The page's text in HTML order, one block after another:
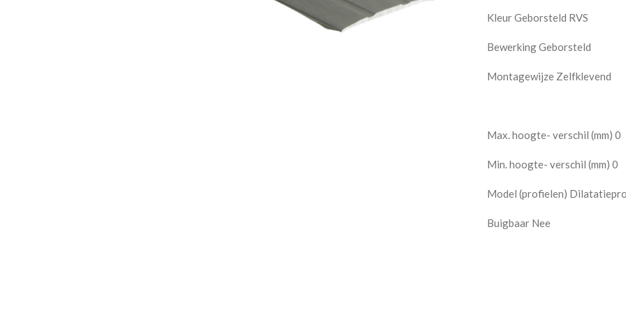
Kleur Geborsteld RVS
Bewerking Geborsteld
Montagewijze Zelfklevend
Max. hoogte- verschil (mm) 0
Min. hoogte- verschil (mm) 0
Model (profielen)
Buigbaar Nee